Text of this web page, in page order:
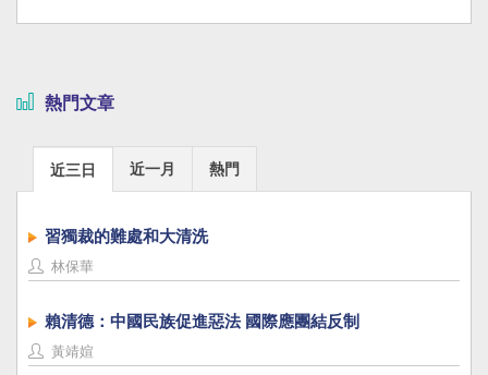
熱門文章
近三日 近一月 熱門
習獨裁的難處和大清洗
林保華
賴清德：中國民族促進惡法 國際應團結反制
黃靖媗